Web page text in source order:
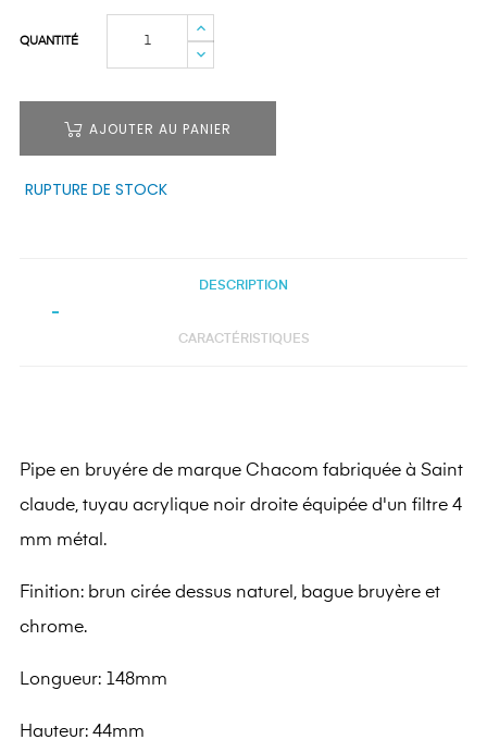
QUANTITÉ
AJOUTER AU PANIER
RUPTURE DE STOCK
DESCRIPTION
CARACTÉRISTIQUES
Pipe en bruyére de marque Chacom fabriquée à Saint
claude, tuyau acrylique noir droite équipée d'un filtre 4
mm métal.
Finition: brun cirée dessus naturel, bague bruyère et
chrome.
Longueur: 148mm
Hauteur: 44mm